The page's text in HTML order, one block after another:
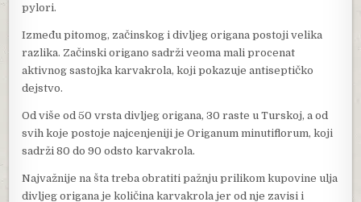
pylori.
Između pitomog, začinskog i divljeg origana postoji velika
razlika. Začinski origano sadrži veoma mali procenat
aktivnog sastojka karvakrola, koji pokazuje antiseptičko
dejstvo.
Od više od 50 vrsta divljeg origana, 30 raste u Turskoj, a od
svih koje postoje najcenjeniji je Origanum minutiflorum, koji
sadrži 80 do 90 odsto karvakrola.
Najvažnije na šta treba obratiti pažnju prilikom kupovine ulja
divljeg origana je količina karvakrola jer od nje zavisi i